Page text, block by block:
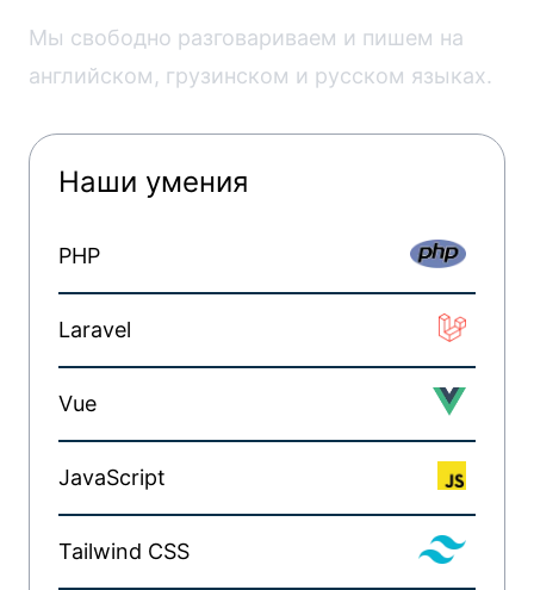
Мы свободно разговариваем и пишем на
английском, грузинском и русском языках.
Наши умения
PHP
Laravel
Vue
JavaScript
Tailwind CSS